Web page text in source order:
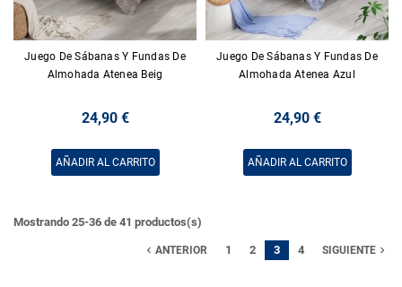
Juego De Sábanas Y Fundas De
Almohada Atenea Beig
24,90 €
AÑADIR AL CARRITO
Juego De Sábanas Y Fundas De
Almohada Atenea Azul
24,90 €
AÑADIR AL CARRITO
Mostrando 25-36 de 41 productos(s)
navigate_before ANTERIOR 1 2 3 4 SIGUIENTE navigate_next